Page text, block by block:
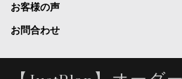
お客様の声
お問合わせ